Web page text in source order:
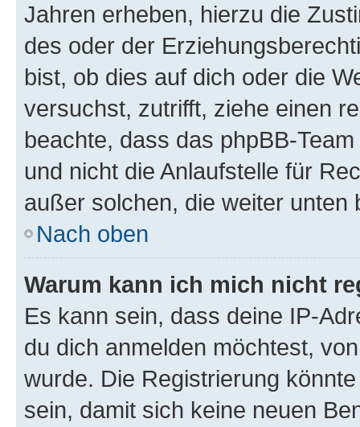
Jahren erheben, hierzu die
des oder der
bist, ob dies auf dich oder die
versuchst, zutrifft, ziehe einen
beachte, dass das phpBB-
und nicht die Anlaufstelle für
außer solchen, die weiter unten
Nach oben
Warum kann ich mich nicht
Es kann sein, dass deine IP-
du dich anmelden möchtest,
wurde. Die Registrierung
sein, damit sich keine neuen